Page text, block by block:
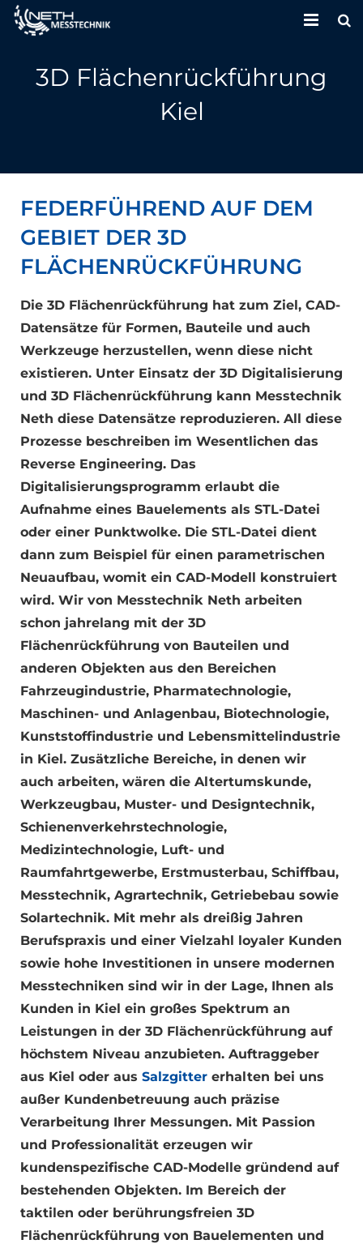
KONTAKT
3D Flächenrückführung
Kiel
FEDERFÜHREND AUF DEM
GEBIET DER 3D
FLÄCHENRÜCKFÜHRUNG
Die 3D Flächenrückführung hat zum Ziel, CAD-
Datensätze für Formen, Bauteile und auch
Werkzeuge herzustellen, wenn diese nicht
existieren. Unter Einsatz der 3D Digitalisierung
und 3D Flächenrückführung kann Messtechnik
Neth diese Datensätze reproduzieren. All diese
Prozesse beschreiben im Wesentlichen das
Reverse Engineering. Das
Digitalisierungsprogramm erlaubt die
Aufnahme eines Bauelements als STL-Datei
oder einer Punktwolke. Die STL-Datei dient
dann zum Beispiel für einen parametrischen
Neuaufbau, womit ein CAD-Modell konstruiert
wird. Wir von Messtechnik Neth arbeiten
schon jahrelang mit der 3D
Flächenrückführung von Bauteilen und
anderen Objekten aus den Bereichen
Fahrzeugindustrie, Pharmatechnologie,
Maschinen- und Anlagenbau, Biotechnologie,
Kunststoffindustrie und Lebensmittelindustrie
in Kiel. Zusätzliche Bereiche, in denen wir
auch arbeiten, wären die Altertumskunde,
Werkzeugbau, Muster- und Designtechnik,
Schienenverkehrstechnologie,
Medizintechnologie, Luft- und
Raumfahrtgewerbe, Erstmusterbau, Schiffbau,
Messtechnik, Agrartechnik, Getriebebau sowie
Solartechnik. Mit mehr als dreißig Jahren
Berufspraxis und einer Vielzahl loyaler Kunden
sowie hohe Investitionen in unsere modernen
Messtechniken sind wir in der Lage, Ihnen als
Kunden in Kiel ein großes Spektrum an
Leistungen in der 3D Flächenrückführung auf
höchstem Niveau anzubieten. Auftraggeber
aus Kiel oder aus Salzgitter erhalten bei uns
außer Kundenbetreuung auch präzise
Verarbeitung Ihrer Messungen. Mit Passion
und Professionalität erzeugen wir
kundenspezifische CAD-Modelle gründend auf
bestehenden Objekten. Im Bereich der
taktilen oder berührungsfreien 3D
Flächenrückführung von Bauelementen und